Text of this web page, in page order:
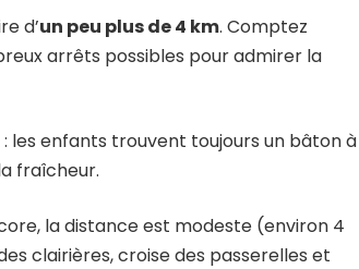
d’un peu plus de 4 km. Comptez
arrêts possibles pour admirer la
les enfants trouvent toujours un bâton à
fraîcheur.
la distance est modeste (environ 4
clairières, croise des passerelles et